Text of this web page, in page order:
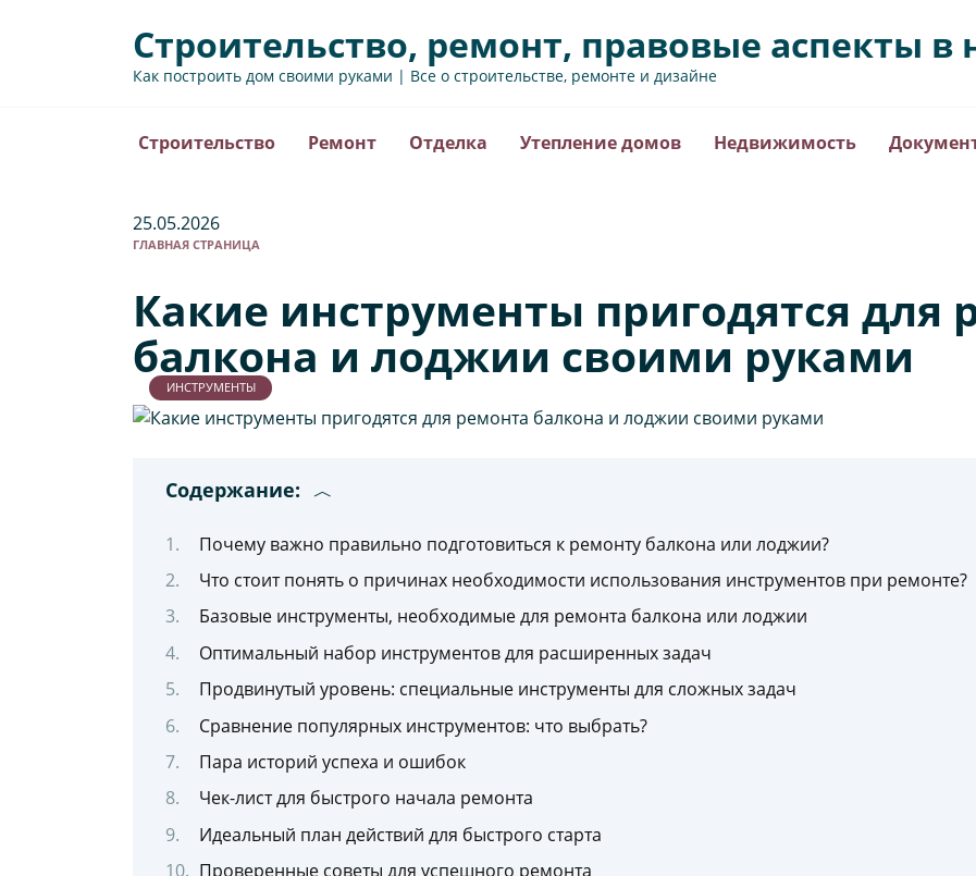
Строительство, ремонт, правовые аспекты
Как построить дом своими руками | Все о строительстве, ремонте и дизайне
Строительство Ремонт Отделка Утепление домов Недвижимость
25.05.2026
ГЛАВНАЯ СТРАНИЦА
Какие инструменты пригодятся для
балкона и лоджии своими руками
ИНСТРУМЕНТЫ
Содержание:
Почему важно правильно подготовиться к ремонту балкона или лоджии?
Что стоит понять о причинах необходимости использования инструментов при ремонте?
Базовые инструменты, необходимые для ремонта балкона или лоджии
Оптимальный набор инструментов для расширенных задач
Продвинутый уровень: специальные инструменты для сложных задач
Сравнение популярных инструментов: что выбрать?
Пара историй успеха и ошибок
Чек-лист для быстрого начала ремонта
Идеальный план действий для быстрого старта
Проверенные советы для успешного ремонта